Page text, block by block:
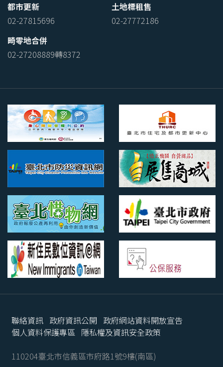
都市更新
02-27815696
土地標租售
02-27772186
畸零地合併
02-27208889轉8372
聯絡資訊 政府資訊公開 政府網站資料開放宣告
個人資料保護專區 隱私權及資訊安全政策
110204臺北市信義區市府路1號9樓(南區)